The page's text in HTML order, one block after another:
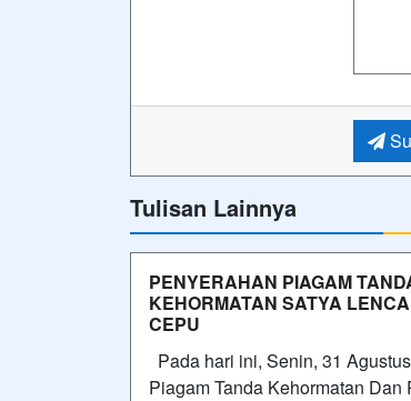
Tulisan Lainnya
PENYERAHAN PIAGAM
KEHORMATAN SATYA
CEPU
Pada hari ini, Senin, 31
Piagam Tanda Kehormatan